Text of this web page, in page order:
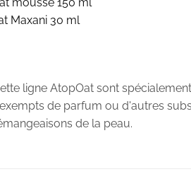
mousse 150 ml
Maxani 30 ml
ligne AtopOat sont
de parfum ou d'autres
de la peau.